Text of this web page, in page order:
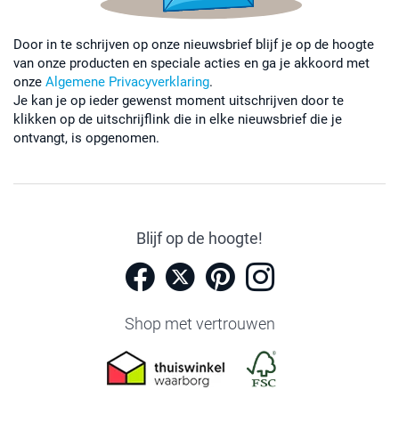
Door in te schrijven op onze nieuwsbrief blijf je op de hoogte
van onze producten en speciale acties en ga je akkoord met
onze Algemene Privacyverklaring.
Je kan je op ieder gewenst moment uitschrijven door te
klikken op de uitschrijflink die in elke nieuwsbrief die je
ontvangt, is opgenomen.
Blijf op de hoogte!
Shop met vertrouwen